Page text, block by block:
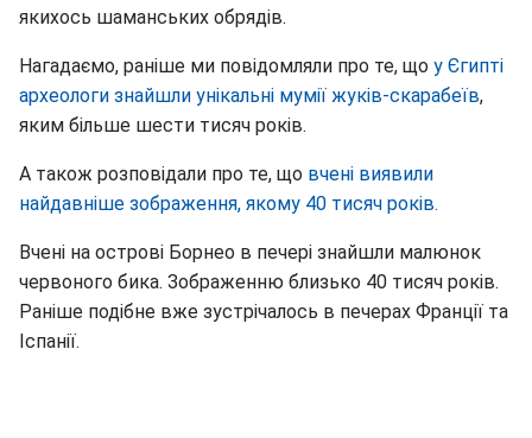
якихось шаманських обрядів.
Нагадаємо, раніше ми повідомляли про те, що у Єгипті
археологи знайшли унікальні мумії жуків-скарабеїв,
яким більше шести тисяч років.
А також розповідали про те, що вчені виявили
найдавніше зображення, якому 40 тисяч років.
Вчені на острові Борнео в печері знайшли малюнок
червоного бика. Зображенню близько 40 тисяч років.
Раніше подібне вже зустрічалось в печерах Франції та
Іспанії.